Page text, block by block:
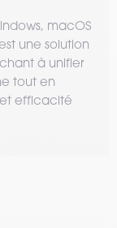
macOS
une solution
à unifier
tout en
efficacité